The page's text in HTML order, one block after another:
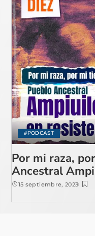
#PODCAST
Por mi raza,
Ancestral
15 septiembre, 2023